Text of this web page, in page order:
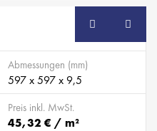
Abmessungen (mm)
597 x 597 x 9,5
Preis inkl. MwSt.
45,32 € / m²